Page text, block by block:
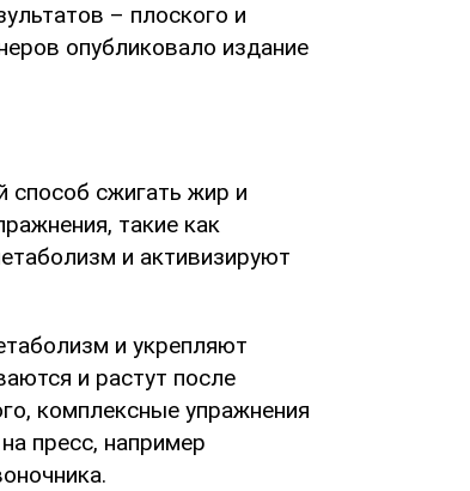
– плоского и
опубликовало издание
способ сжигать жир и
такие как
и активизируют
и укрепляют
и растут после
комплексные упражнения
пресс, например